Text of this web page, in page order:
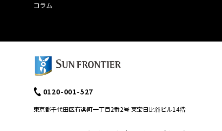
コラム
0120-001-527
東京都千代田区有楽町一丁目2番2号 東宝日比谷ビル14階